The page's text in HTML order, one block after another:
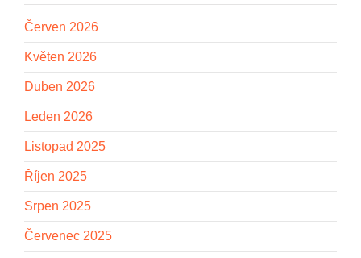
Červen 2026
Květen 2026
Duben 2026
Leden 2026
Listopad 2025
Říjen 2025
Srpen 2025
Červenec 2025